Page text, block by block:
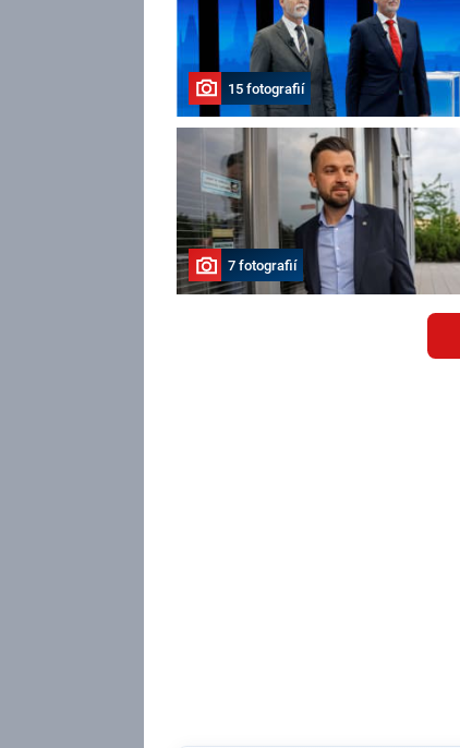
15 fotografií
7 fotografií